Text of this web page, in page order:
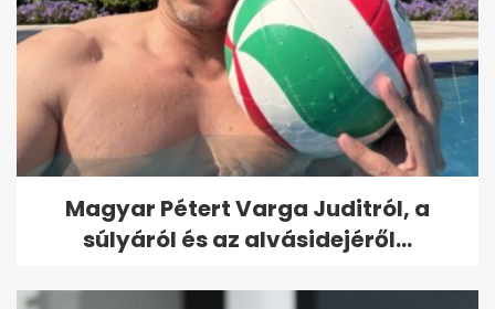
Magyar Pétert Varga Juditról, a
súlyáról és az alvásidejéről...